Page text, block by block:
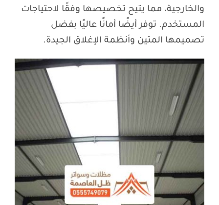
والخارجية، مما يتيح تخصيصها وفقًا لاحتياجات
المستخدم. توفر أيضًا أمانًا عاليًا بفضل
تصميمها المتين وأنظمة الإغلاق الجيدة.